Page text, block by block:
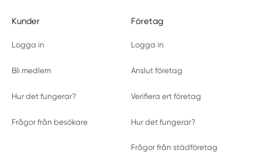
Kunder
Logga in
Bli medlem
Hur det fungerar?
Frågor från besökare
Företag
Logga in
Anslut företag
Verifiera ert företag
Hur det fungerar?
Frågor från städföretag